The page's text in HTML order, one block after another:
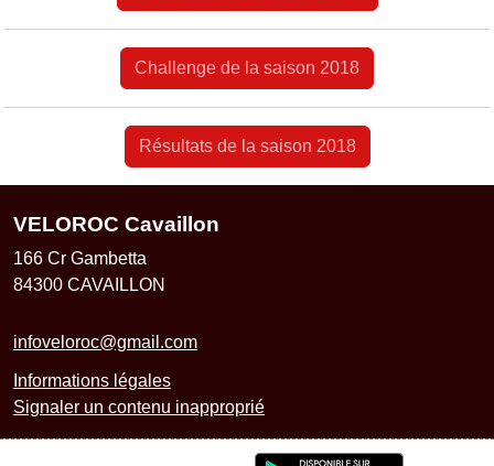
Challenge de la saison 2018
Résultats de la saison 2018
VELOROC Cavaillon
166 Cr Gambetta
84300 CAVAILLON
infoveloroc@gmail.com
Informations légales
Signaler un contenu inapproprié